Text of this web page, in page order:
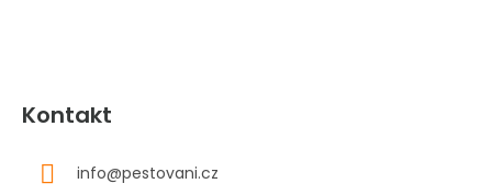
Kontakt
info@pestovani.cz